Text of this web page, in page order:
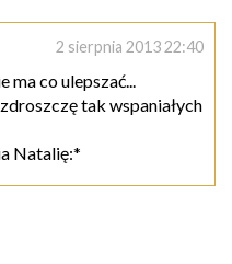
2 sierpnia 2013 22:40
ma co ulepszać...
tak wspaniałych
Natalię:*